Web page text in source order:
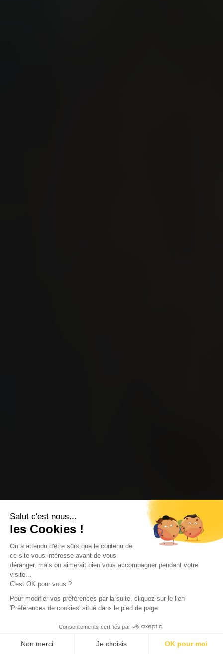
Salut c'est nous...
les Cookies !
On a attendu d'être sûrs que le contenu de
ce site vous intéresse avant de vous
déranger, mais on aimerait bien vous accompagner pendant votre
visite...
C'est OK pour vous ?
Pour modifier vos préférences par la suite, cliquez sur le lien
'Préférences de cookies' situé dans le pied de page.
Consentements certifiés par
Non merci Je choisis OK pour moi